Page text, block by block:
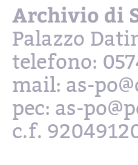
Archivio di
Palazzo
telefono:
mail: as-
pec: as-
c.f.